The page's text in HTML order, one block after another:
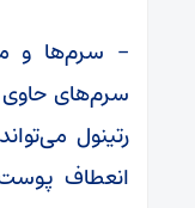
– سرم‌ها و
رتینول
انعطاف